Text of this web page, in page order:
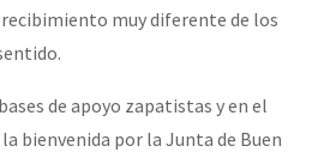
muy diferente de los
de apoyo zapatistas y en el
bienvenida por la Junta de Buen